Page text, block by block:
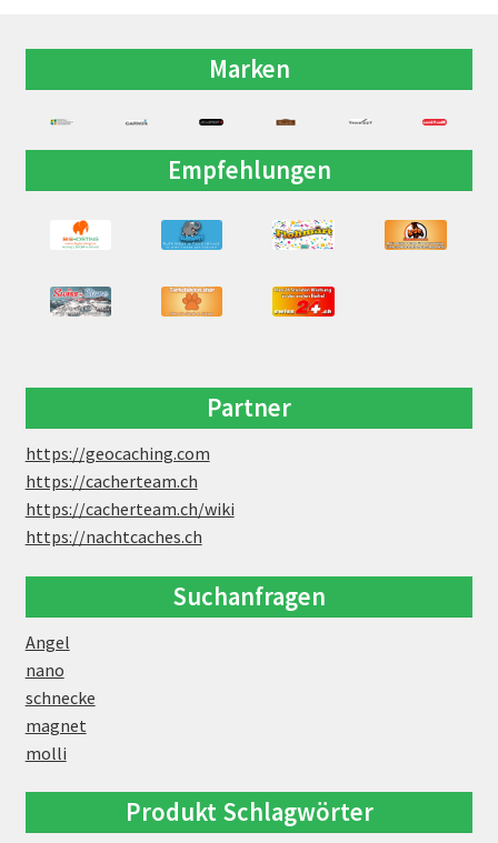
Marken
Empfehlungen
Partner
https://geocaching.com
https://cacherteam.ch
https://cacherteam.ch/wiki
https://nachtcaches.ch
Suchanfragen
Angel
nano
schnecke
magnet
molli
Produkt Schlagwörter